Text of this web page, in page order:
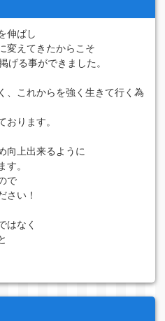
伸ばし
変えてきたからこそ
げる事ができました。
、これからを強く生きて行く為
おります。
向上出来るように
す。
で
さい！
はなく